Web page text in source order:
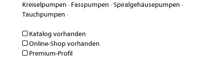
Kreiselpumpen · Fasspumpen ·Spiralgehäusepumpen ·
Tauchpumpen ·
Katalog vorhanden
Online-Shop vorhanden
Premium-Profil